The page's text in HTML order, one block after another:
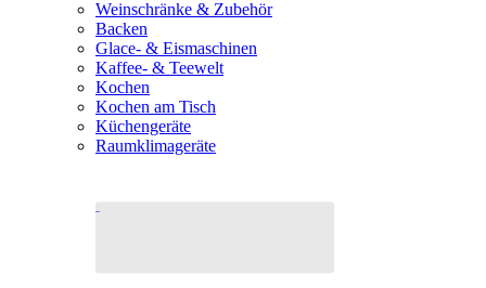
Weinschränke & Zubehör
Backen
Glace- & Eismaschinen
Kaffee- & Teewelt
Kochen
Kochen am Tisch
Küchengeräte
Raumklimageräte